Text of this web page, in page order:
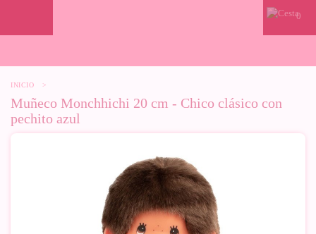
0
INICIO >
Muñeco Monchhichi 20 cm - Chico clásico con
pechito azul